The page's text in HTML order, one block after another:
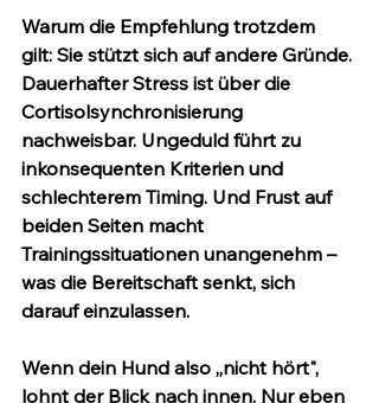
Warum die Empfehlung trotzdem
gilt: Sie stützt sich auf andere Gründe.
Dauerhafter Stress ist über die
Cortisolsynchronisierung
nachweisbar. Ungeduld führt zu
inkonsequenten Kriterien und
schlechterem Timing. Und Frust auf
beiden Seiten macht
Trainingssituationen unangenehm –
was die Bereitschaft senkt, sich
darauf einzulassen.
Wenn dein Hund also „nicht hört",
lohnt der Blick nach innen. Nur eben